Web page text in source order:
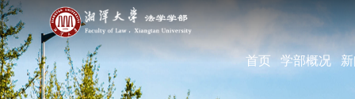
首页 学部概况